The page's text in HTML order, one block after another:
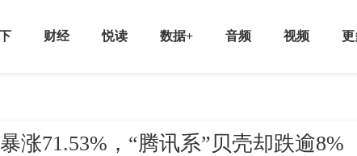
财经 悦读 数据+ 音频 视频 更
涨71.53%，“腾讯系”贝壳却跌逾8%